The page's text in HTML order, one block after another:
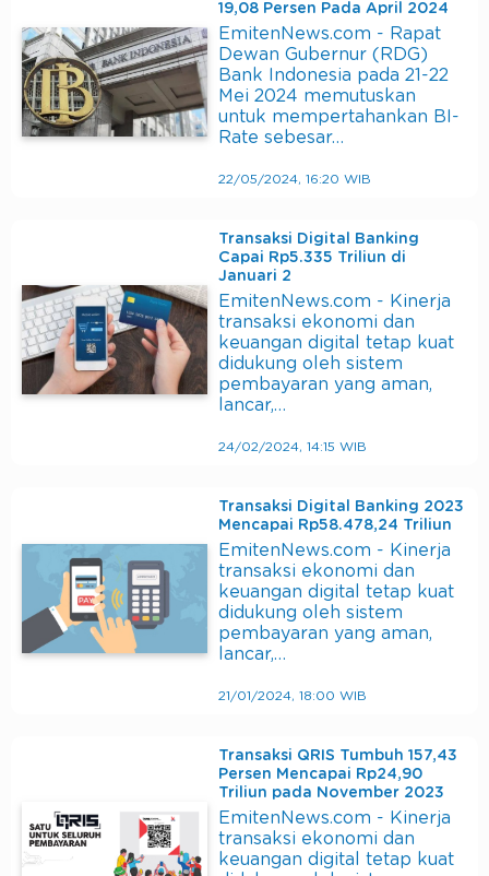
19,08 Persen Pada April 2024
EmitenNews.com - Rapat
Dewan Gubernur (RDG)
Bank Indonesia pada 21-22
Mei 2024 memutuskan
untuk mempertahankan BI-
Rate sebesar…
22/05/2024, 16:20 WIB
Transaksi Digital Banking
Capai Rp5.335 Triliun di
Januari 2
EmitenNews.com - Kinerja
transaksi ekonomi dan
keuangan digital tetap kuat
didukung oleh sistem
pembayaran yang aman,
lancar,…
24/02/2024, 14:15 WIB
Transaksi Digital Banking 2023
Mencapai Rp58.478,24 Triliun
EmitenNews.com - Kinerja
transaksi ekonomi dan
keuangan digital tetap kuat
didukung oleh sistem
pembayaran yang aman,
lancar,…
21/01/2024, 18:00 WIB
Transaksi QRIS Tumbuh 157,43
Persen Mencapai Rp24,90
Triliun pada November 2023
EmitenNews.com - Kinerja
transaksi ekonomi dan
keuangan digital tetap kuat